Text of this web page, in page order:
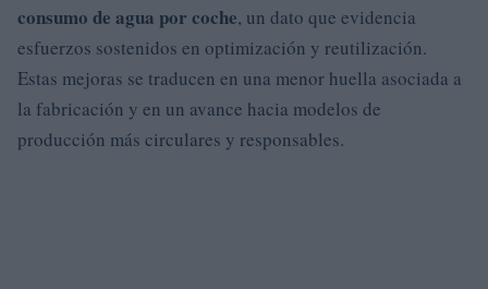
consumo de agua por coche, un dato que evidencia
esfuerzos sostenidos en optimización y reutilización.
Estas mejoras se traducen en una menor huella asociada a
la fabricación y en un avance hacia modelos de
producción más circulares y responsables.